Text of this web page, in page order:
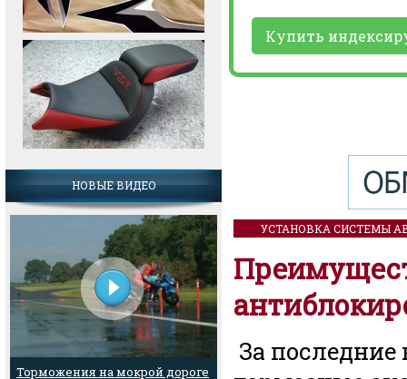
НОВЫЕ ВИДЕО
Торможения на мокрой дороге
Купить
УСТАНОВКА СИСТЕМЫ
За последние